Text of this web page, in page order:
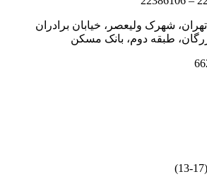
تهران، شهرک ولیعصر، خیابان برادران
طبقه دوم، بانک مسکن